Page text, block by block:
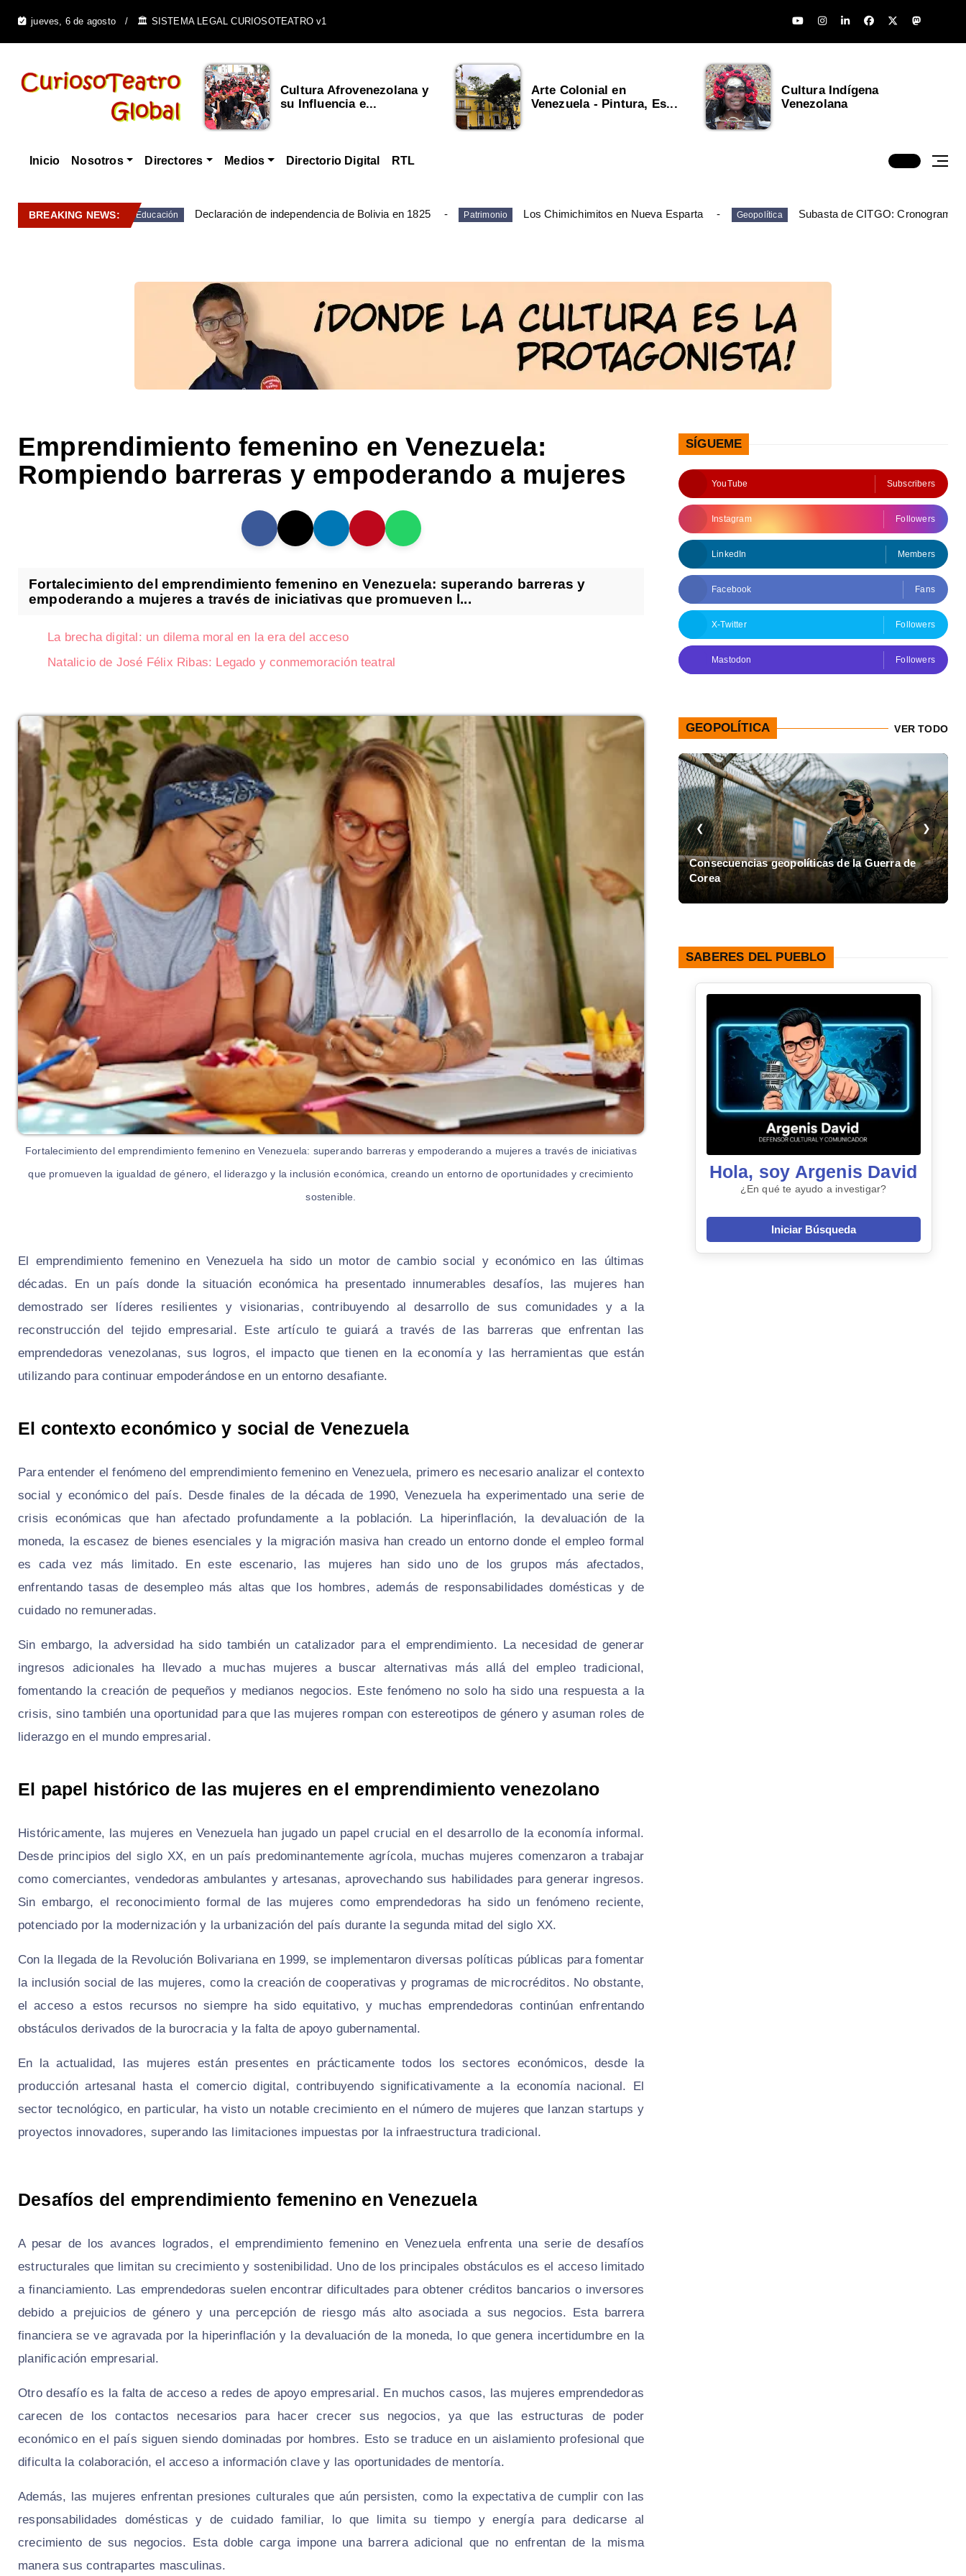
jueves, 6 de agosto 🏛️ SISTEMA LEGAL CURIOSOTEATRO v1
Cultura Afrovenezolana y
su Influencia e...
Arte Colonial en
Venezuela - Pintura, Es...
Cultura Indígena
Venezolana
Inicio Nosotros Directores Medios Directorio Digital RTL
BREAKING NEWS: Educación Declaración de independencia de Bolivia en 1825 Patrimonio Los Chimichimitos en Nueva Esparta Geopolítica Subasta de CITGO: Cronograma
Emprendimiento femenino en Venezuela:
Rompiendo barreras y empoderando a mujeres
Fortalecimiento del emprendimiento femenino en Venezuela: superando barreras y
empoderando a mujeres a través de iniciativas que promueven l...
La brecha digital: un dilema moral en la era del acceso
Natalicio de José Félix Ribas: Legado y conmemoración teatral
Fortalecimiento del emprendimiento femenino en Venezuela: superando barreras y empoderando a mujeres a través de iniciativas
que promueven la igualdad de género, el liderazgo y la inclusión económica, creando un entorno de oportunidades y crecimiento
sostenible.
El emprendimiento femenino en Venezuela ha sido un motor de cambio social y económico en las últimas
décadas. En un país donde la situación económica ha presentado innumerables desafíos, las mujeres han
demostrado ser líderes resilientes y visionarias, contribuyendo al desarrollo de sus comunidades y a la
reconstrucción del tejido empresarial. Este artículo te guiará a través de las barreras que enfrentan las
emprendedoras venezolanas, sus logros, el impacto que tienen en la economía y las herramientas que están
utilizando para continuar empoderándose en un entorno desafiante.
El contexto económico y social de Venezuela
Para entender el fenómeno del emprendimiento femenino en Venezuela, primero es necesario analizar el contexto
social y económico del país. Desde finales de la década de 1990, Venezuela ha experimentado una serie de
crisis económicas que han afectado profundamente a la población. La hiperinflación, la devaluación de la
moneda, la escasez de bienes esenciales y la migración masiva han creado un entorno donde el empleo formal
es cada vez más limitado. En este escenario, las mujeres han sido uno de los grupos más afectados,
enfrentando tasas de desempleo más altas que los hombres, además de responsabilidades domésticas y de
cuidado no remuneradas.
Sin embargo, la adversidad ha sido también un catalizador para el emprendimiento. La necesidad de generar
ingresos adicionales ha llevado a muchas mujeres a buscar alternativas más allá del empleo tradicional,
fomentando la creación de pequeños y medianos negocios. Este fenómeno no solo ha sido una respuesta a la
crisis, sino también una oportunidad para que las mujeres rompan con estereotipos de género y asuman roles de
liderazgo en el mundo empresarial.
El papel histórico de las mujeres en el emprendimiento venezolano
Históricamente, las mujeres en Venezuela han jugado un papel crucial en el desarrollo de la economía informal.
Desde principios del siglo XX, en un país predominantemente agrícola, muchas mujeres comenzaron a trabajar
como comerciantes, vendedoras ambulantes y artesanas, aprovechando sus habilidades para generar ingresos.
Sin embargo, el reconocimiento formal de las mujeres como emprendedoras ha sido un fenómeno reciente,
potenciado por la modernización y la urbanización del país durante la segunda mitad del siglo XX.
Con la llegada de la Revolución Bolivariana en 1999, se implementaron diversas políticas públicas para fomentar
la inclusión social de las mujeres, como la creación de cooperativas y programas de microcréditos. No obstante,
el acceso a estos recursos no siempre ha sido equitativo, y muchas emprendedoras continúan enfrentando
obstáculos derivados de la burocracia y la falta de apoyo gubernamental.
En la actualidad, las mujeres están presentes en prácticamente todos los sectores económicos, desde la
producción artesanal hasta el comercio digital, contribuyendo significativamente a la economía nacional. El
sector tecnológico, en particular, ha visto un notable crecimiento en el número de mujeres que lanzan startups y
proyectos innovadores, superando las limitaciones impuestas por la infraestructura tradicional.
Desafíos del emprendimiento femenino en Venezuela
A pesar de los avances logrados, el emprendimiento femenino en Venezuela enfrenta una serie de desafíos
estructurales que limitan su crecimiento y sostenibilidad. Uno de los principales obstáculos es el acceso limitado
a financiamiento. Las emprendedoras suelen encontrar dificultades para obtener créditos bancarios o inversores
debido a prejuicios de género y una percepción de riesgo más alto asociada a sus negocios. Esta barrera
financiera se ve agravada por la hiperinflación y la devaluación de la moneda, lo que genera incertidumbre en la
planificación empresarial.
Otro desafío es la falta de acceso a redes de apoyo empresarial. En muchos casos, las mujeres emprendedoras
carecen de los contactos necesarios para hacer crecer sus negocios, ya que las estructuras de poder
económico en el país siguen siendo dominadas por hombres. Esto se traduce en un aislamiento profesional que
dificulta la colaboración, el acceso a información clave y las oportunidades de mentoría.
Además, las mujeres enfrentan presiones culturales que aún persisten, como la expectativa de cumplir con las
responsabilidades domésticas y de cuidado familiar, lo que limita su tiempo y energía para dedicarse al
crecimiento de sus negocios. Esta doble carga impone una barrera adicional que no enfrentan de la misma
manera sus contrapartes masculinas.
SÍGUEME
YouTube Subscribers
Instagram Followers
LinkedIn Members
Facebook Fans
X-Twitter Followers
Mastodon Followers
GEOPOLÍTICA VER TODO
❮
Subasta de CITGO: Cronograma y Ofertas en
Delaware
Consecuencias geopolíticas de la Guerra de
Corea
❯
SABERES DEL PUEBLO
Hola, soy Argenis David
¿En qué te ayudo a investigar?
Iniciar Búsqueda